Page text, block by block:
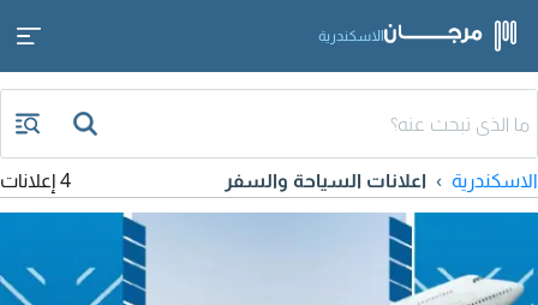
الاسكندرية
الاسكندرية اعلانات السياحة والسفر 4 إعلانات